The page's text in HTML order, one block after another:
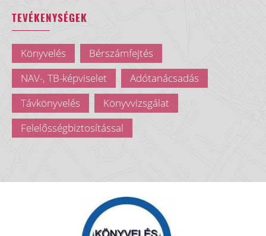
TEVÉKENYSÉGEK
Könyvelés
Bérszámfejtés
NAV-, TB-képviselet
Adótanácsadás
Távkönyvelés
Könyvvizsgálat
Felelősségbiztosítással